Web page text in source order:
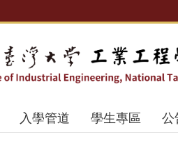
入學管道 學生專區 公